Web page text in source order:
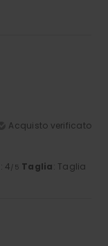
Acquisto verificato
: 4 /5 Taglia: Taglia